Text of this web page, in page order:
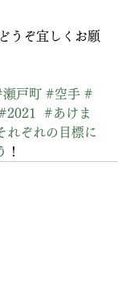
うぞ宜しくお願
戸町 #空手 #
#あけま
れぞれの目標に
！